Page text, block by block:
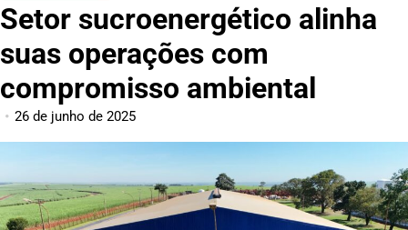
Setor sucroenergético alinha
suas operações com
compromisso ambiental
26 de junho de 2025